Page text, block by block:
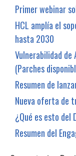
Primer webinar
HCL amplía el
hasta 2030
Vulnerabilidad
(Parches
Resumen de
Nueva oferta de
¿Qué es esto del
Resumen del